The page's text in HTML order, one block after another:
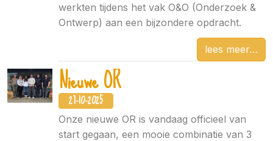
werkten tijdens het vak O&O (Onderzoek &
Ontwerp) aan een bijzondere opdracht.
lees meer
Nieuwe OR
27-10-2025
Onze nieuwe OR is vandaag officieel van
start gegaan, een mooie combinatie van 3